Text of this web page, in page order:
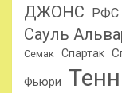
ДЖОНС
РФС
Сауль
Семак Спартак
Фьюри